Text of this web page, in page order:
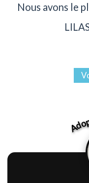
Nous avons le